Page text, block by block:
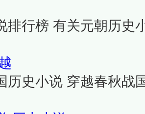
排行榜 有关元朝历史
历史小说 穿越春秋战